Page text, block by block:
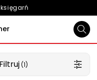
Filtruj (1)